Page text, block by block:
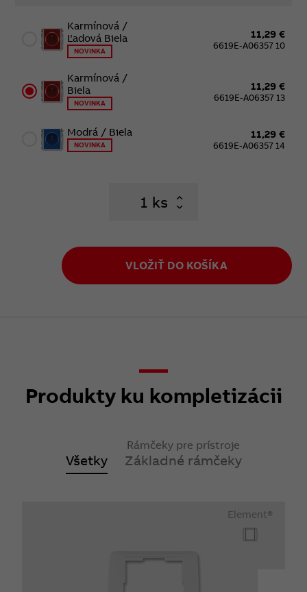
Karmínová /
Ľadová Biela
NOVINKA
11,29 €
6619E-A06357 10
Karmínová /
Biela
NOVINKA
11,29 €
6619E-A06357 13
Modrá / Biela
NOVINKA
11,29 €
6619E-A06357 14
ks
VLOŽIŤ DO KOŠÍKA
Produkty ku kompletizácii
Všetky
Rámčeky pre prístroje
Základné rámčeky
Element®